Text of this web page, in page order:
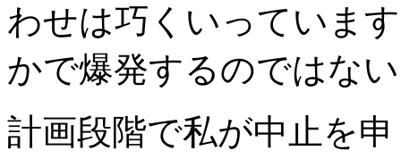
わせは巧くいっていま
かで爆発するのではな
計画段階で私が中止を